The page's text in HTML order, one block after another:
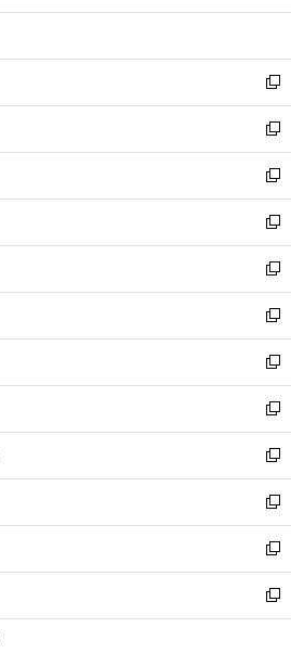
開
ウ
開
く
ン
ウ
で
開
く
ウ
ン
ド
ウ
で
開
く
新
し
い
ウ
ィ
ン
ド
ウ
で
開
く
新
し
い
ウ
ィ
ン
ド
ウ
で
開
く
新
し
い
ウ
ィ
ン
ド
ウ
で
開
く
新
し
い
ウ
ィ
ン
ド
ウ
で
開
く
新
し
い
ウ
ィ
ン
ド
ウ
で
開
く
新
し
い
ウ
ィ
ン
ド
ウ
で
開
く
新
し
い
ウ
ィ
ン
ド
ウ
で
開
く
新
し
い
ウ
ィ
ン
ド
ウ
で
開
新
し
い
ウ
ィ
ン
ド
ウ
新
し
い
ウ
ィ
ン
新
し
い
ウ
新
し